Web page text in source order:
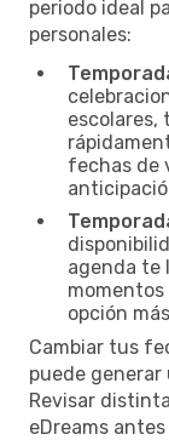
periodo ideal
personales:
escolares,
fechas de
agenda te
momentos
opción
Cambiar tus
puede
Revisar
eDreams